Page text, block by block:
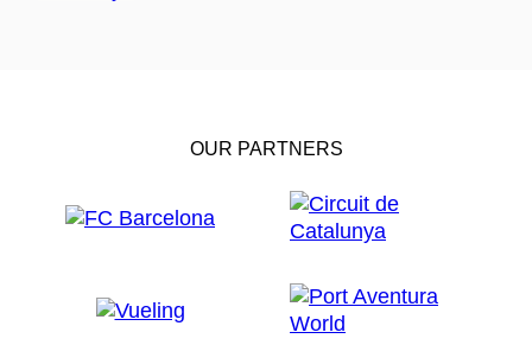
OUR PARTNERS